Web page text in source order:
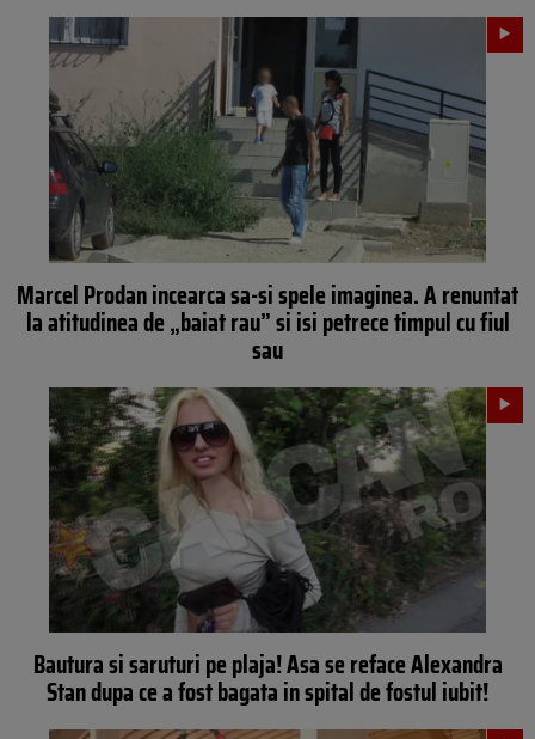
Marcel Prodan incearca sa-si spele imaginea. A renuntat
la atitudinea de „baiat rau” si isi petrece timpul cu fiul
sau
Bautura si saruturi pe plaja! Asa se reface Alexandra
Stan dupa ce a fost bagata in spital de fostul iubit!